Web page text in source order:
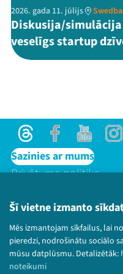
Šī vietne izmanto
Mēs izmantojam sīkfailus, lai
pieredzi, nodrošinātu sociālo
mūsu datplūsmu. Detalizētāk:
noteikumi
2026. gada 11. jūlijs
Diskusija/
veselīgs startup
ThreadsFacebookYoutube
Sazinies ar mums
Privātuma politika
Bērnu aizsardzības
© 2026 Sarunu
paturētas.